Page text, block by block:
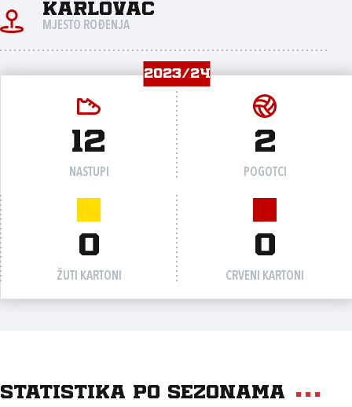
Karlovac
MJESTO ROĐENJA
2023/24
12
NASTUPI
2
POGOTCI
0
ŽUTI KARTONI
0
CRVENI KARTONI
Statistika po sezonama